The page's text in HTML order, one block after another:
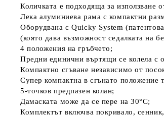
Количката е подходяща за използване
Лека алуминиева рама с компактни
Оборудвана с Quicky System
(която дава възможност седалката на
4 положения на гръбчето;
Предни единични въртящи се колела с
Компактно сгъване независимо от
Супер компактна в сгънато положение
5-точков предпазен колан;
Дамаската може да се пере на 30°C;
Комплектът включва покривало,